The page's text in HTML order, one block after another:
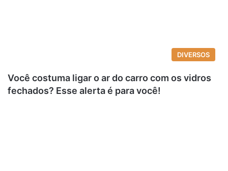
DIVERSOS
Você costuma ligar o ar do carro com os vidros
fechados? Esse alerta é para você!